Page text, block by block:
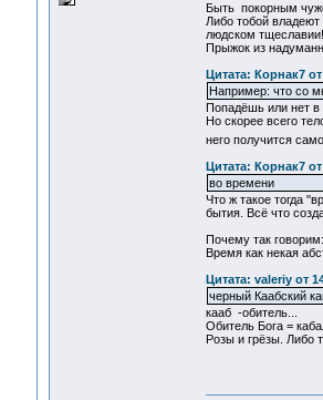
Быть покорным
Либо тобой
людском тщеславии!
Прыжок из
Цитата: Корнак7
Например: что со
Попадёшь или нет в
Но скорее всего
него получится
Цитата: Корнак7
во времени
Что ж такое тогда
бытия. Всё что
Почему так
Время как некая
Цитата: valeriy от
черный Каабский
кааб -обитель...
Обитель Бога =
Розы и грёзы. Либо